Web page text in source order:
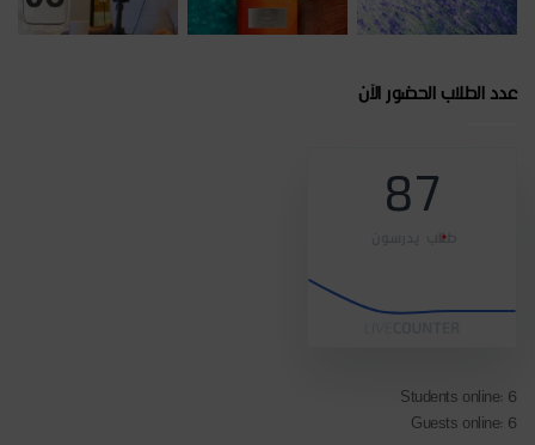
عدد الطلاب الحضور الآن
87
طلاب يدرسون
Students online: 6
Guests online: 6